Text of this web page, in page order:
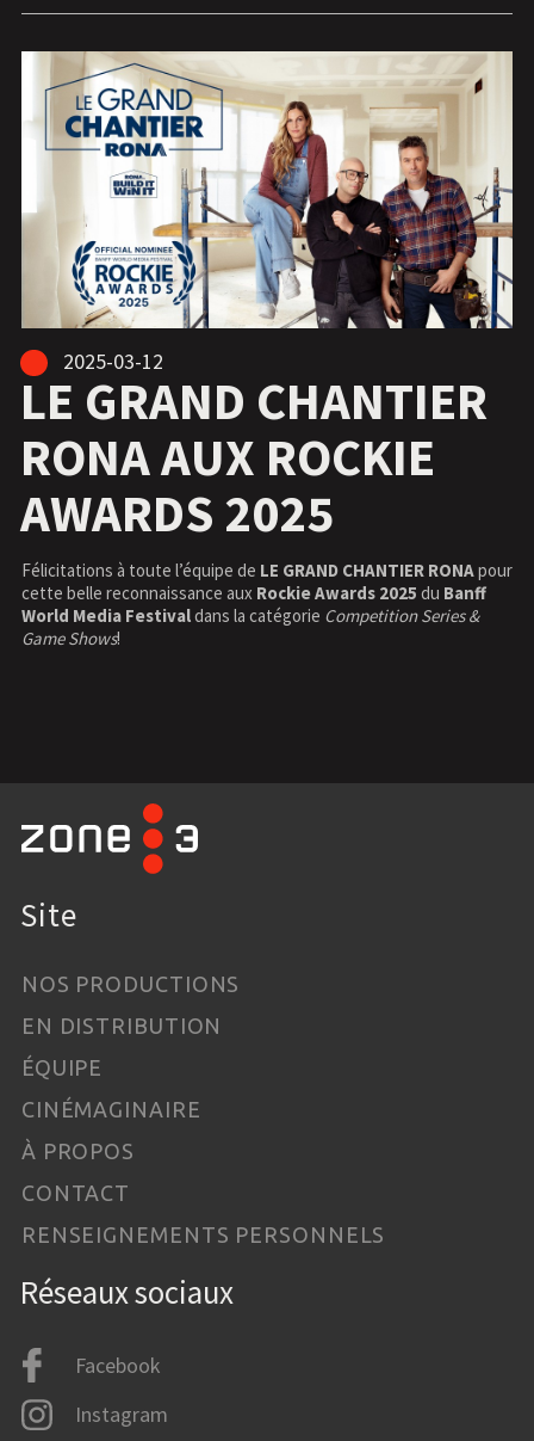
2025-03-12
LE GRAND CHANTIER
RONA AUX ROCKIE
AWARDS 2025
Félicitations à toute l’équipe de LE GRAND CHANTIER RONApour
cette belle reconnaissance aux Rockie Awards 2025 du Banff
World Media Festivaldans la catégorie Competition Series &
Game Shows!
Site
NOS PRODUCTIONS
EN DISTRIBUTION
ÉQUIPE
CINÉMAGINAIRE
À PROPOS
CONTACT
RENSEIGNEMENTS PERSONNELS
Réseaux sociaux
Facebook
Instagram